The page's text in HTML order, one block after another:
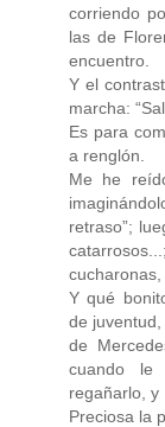
corriendo
las de
encuentro.
Y el
marcha:
Es para
a renglón.
Me he
retraso”;
cucharonas,
Y qué
de
de
cuando le
regañarlo, y
Preciosa la